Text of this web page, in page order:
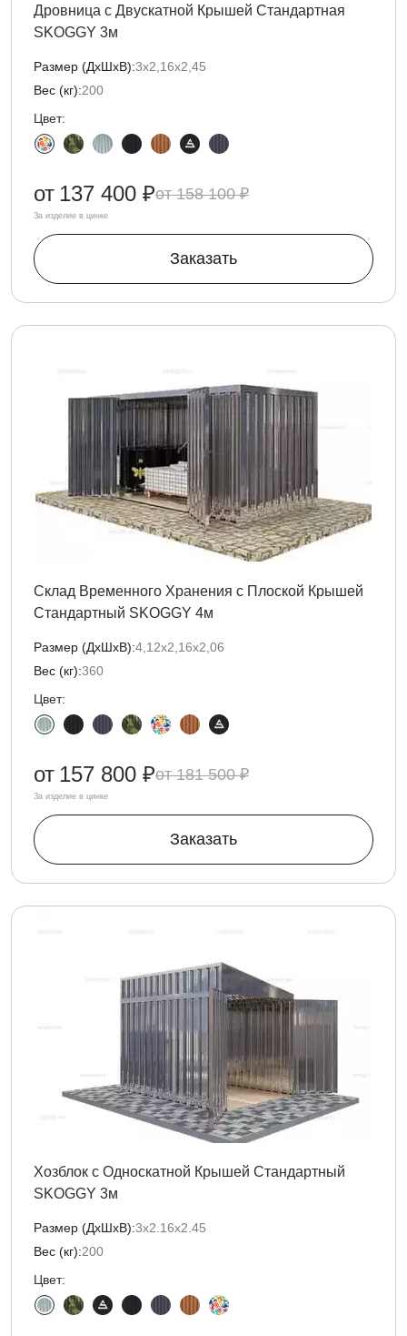
Дровница с Двускатной Крышей Стандартная
SKOGGY 3м
Размер (ДxШxВ):3х2,16х2,45
Вес (кг):200
Цвет:
158 100 ₽
от 137 400 ₽
За изделие в цинке
Заказать
Склад Временного Хранения с Плоской Крышей
Стандартный SKOGGY 4м
Размер (ДxШxВ):4,12х2,16х2,06
Вес (кг):360
Цвет:
181 500 ₽
от 157 800 ₽
За изделие в цинке
Заказать
Хозблок с Односкатной Крышей Стандартный
SKOGGY 3м
Размер (ДxШxВ):3х2.16х2.45
Вес (кг):200
Цвет: